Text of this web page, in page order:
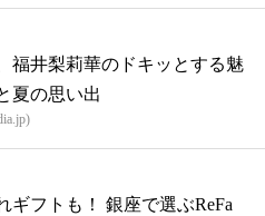
福井梨莉華のドキッとする魅
夏の思い出
ギフトも！ 銀座で選ぶReFa